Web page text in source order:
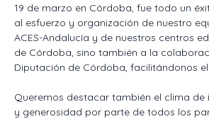
19 de marzo en Córdoba, fue todo un
al esfuerzo y organización de nuestro
ACES-Andalucía y de nuestros centros
de Córdoba, sino también a la
Diputación de Córdoba, facilitándonos
Queremos destacar también el clima de
y generosidad por parte de todos los